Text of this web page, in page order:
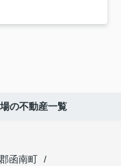
の不動産一覧
函南町